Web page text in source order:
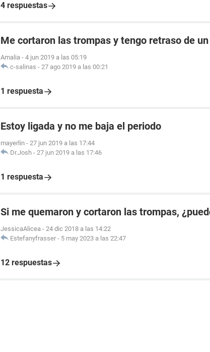
4 respuestas
Me cortaron las trompas y tengo retraso de
Amalia - 4 jun 2019 a las 05:19
c-salinas - 27 ago 2019 a las 00:21
1 respuesta
Estoy ligada y no me baja el periodo
mayerlin - 27 jun 2019 a las 17:44
Dr.Josh - 27 jun 2019 a las 17:46
1 respuesta
Si me quemaron y cortaron las trompas,
JessicaAlicea - 24 dic 2018 a las 14:22
Estefanyfrasser - 5 may 2023 a las 22:47
12 respuestas